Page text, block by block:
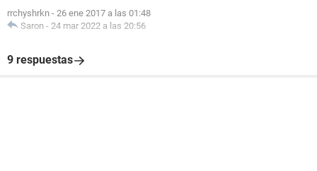
rrchyshrkn - 26 ene 2017 a las 01:48
Saron - 24 mar 2022 a las 20:56
9 respuestas